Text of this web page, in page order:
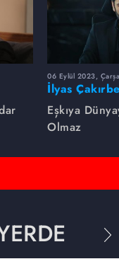
06 Eylül 2023,
İlyas
dersleri!
Eşkıya
Olmaz